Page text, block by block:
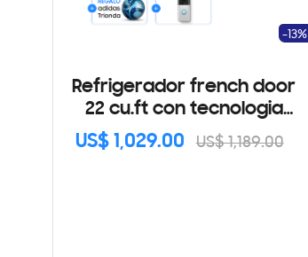
Refrigerador french door
22 cu.ft con tecnologia
digital inverter
RF22A4010S9/AP
US$ 1,029.00 US$ 1,189.00
-13%